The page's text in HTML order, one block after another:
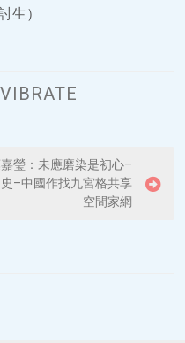
生）
VIBRATE
瑩：未應磨染是初心–
–中國作找九宮格共享
空間家網